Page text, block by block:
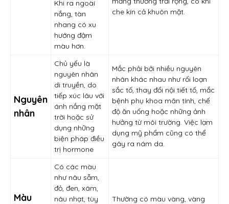
Khi ra ngoài
nắng, tàn
nhang có xu
hướng đậm
màu hơn.
che kín cả khuôn mặt.
Nguyên
nhân
Chủ yếu là
nguyên nhân
di truyền, do
tiếp xúc lâu với
ánh nắng mặt
trời hoặc sử
dụng những
biện pháp điều
trị hormone
Mắc phải bởi nhiều nguyên
nhân khác nhau như rối loạn
sắc tố, thay đổi nội tiết tố, mắc
bệnh phụ khoa mãn tính, chế
độ ăn uống hoặc những ảnh
hưởng từ môi trường. Việc lạm
dụng mỹ phẩm cũng có thể
gây ra nám da.
Màu
Có các màu
như nâu sẫm,
đỏ, đen, xám,
nâu nhạt, tùy
Thường có màu vàng, vàng